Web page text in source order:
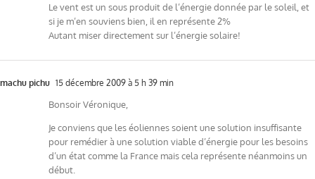
Le vent est un sous produit de l’énergie donnée par le soleil, et
si je m’en souviens bien, il en représente 2%
Autant miser directement sur l’énergie solaire!
machu pichu 15 décembre 2009 à 5 h 39 min
Bonsoir Véronique,
Je conviens que les éoliennes soient une solution insuffisante
pour remédier à une solution viable d’énergie pour les besoins
d’un état comme la France mais cela représente néanmoins un
début.